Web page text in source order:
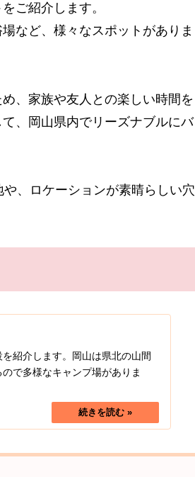
をご紹介します。
など、様々なスポットがありま
、家族や友人との楽しい時間を
、岡山県内でリーズナブルにバ
、ロケーションが素晴らしい穴
紹介します。岡山は県北の山間
で多様なキャンプ場がありま